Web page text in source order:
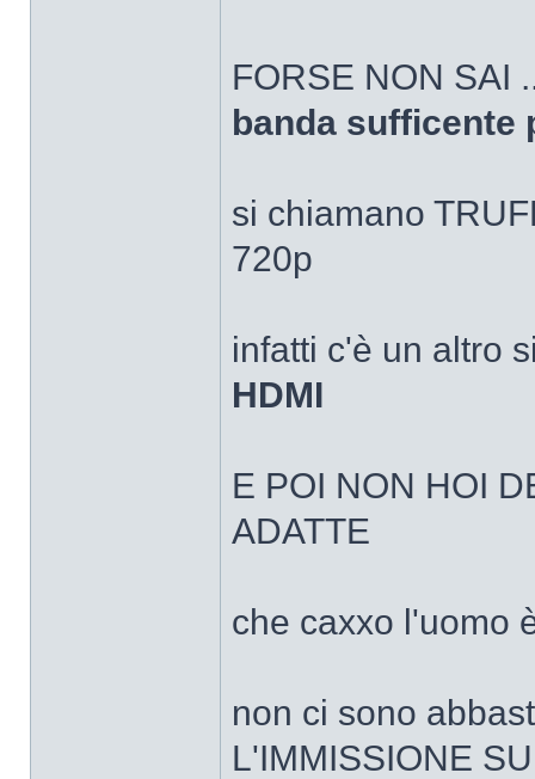
FORSE NON SAI
banda sufficente
si chiamano
720p
infatti c'è un altro
HDMI
E POI NON HOI
ADATTE
che caxxo l'uomo
non ci sono
L'IMMISSIONE